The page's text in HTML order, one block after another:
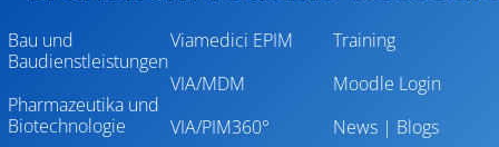
Bau und
Baudienstleistungen
Pharmazeutika und
Biotechnologie
Viamedici EPIM
VIA/MDM
VIA/PIM360°
Training
Moodle Login
News | Blogs